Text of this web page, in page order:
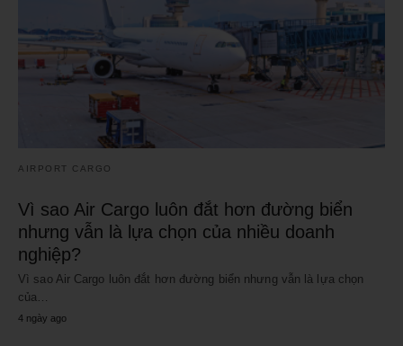
AIRPORT CARGO
Vì sao Air Cargo luôn đắt hơn đường biển
nhưng vẫn là lựa chọn của nhiều doanh
nghiệp?
Vì sao Air Cargo luôn đắt hơn đường biển nhưng vẫn là lựa chọn
của…
4 ngày ago